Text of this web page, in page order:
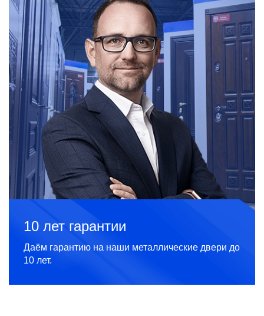
10 лет гарантии
Даём гарантию на наши металлические двери до
10 лет.